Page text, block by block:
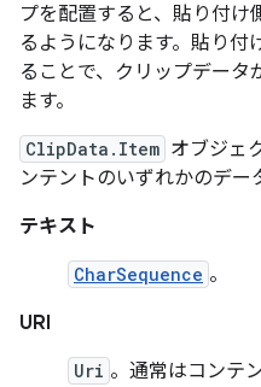
プを配置すると、貼り付け
るようになります。貼り付
ることで、クリップデータ
ます。
ClipData.Item オブジェ
ンテントのいずれかのデー
テキスト
CharSequence 。
URI
Uri 。通常はコンテ